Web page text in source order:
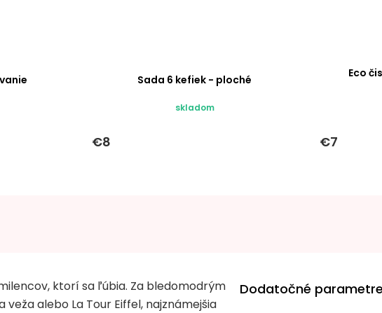
Sada 6 kefiek - ploché
skladom
€8
Eco
€7
ktorí sa ľúbia. Za bledomodrým
alebo La Tour Eiffel, najznámejšia
Dodatočné parametre